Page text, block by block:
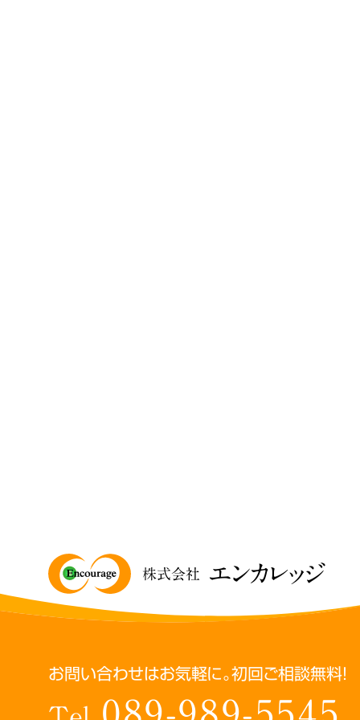
株式会社 エンカレッジ
お問い合わせはお気軽に。初回ご相談無料！
089-989-5545